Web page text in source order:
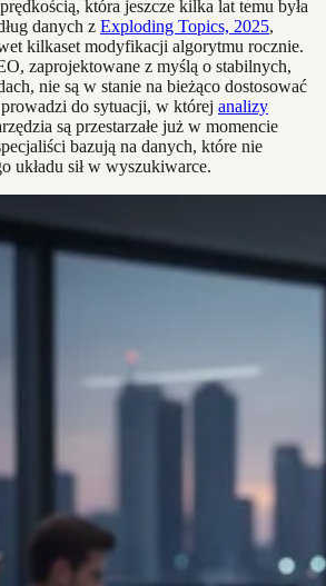
która jeszcze kilka lat temu była
danych z Exploding Topics, 2025,
kilkaset modyfikacji algorytmu rocznie.
zaprojektowane z myślą o stabilnych,
nie są w stanie na bieżąco dostosować
do sytuacji, w której analizy
są przestarzałe już w momencie
bazują na danych, które nie
układu sił w wyszukiwarce.